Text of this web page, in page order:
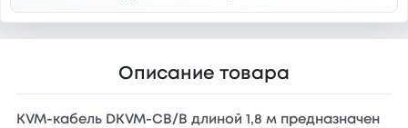
Описание товара
KVM-кабель DKVM-CB/B длиной 1,8 м предназначен